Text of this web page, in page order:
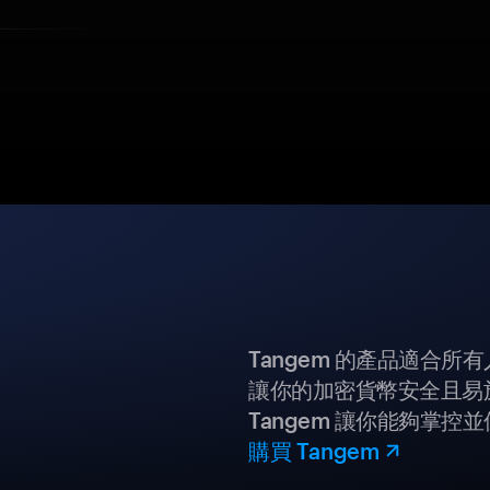
Tangem 的產品適合所
讓你的加密貨幣安全且
Tangem 讓你能夠掌控
購買 Tangem